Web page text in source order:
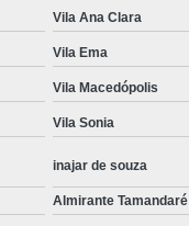
Vila Ana Clara
Vila Ema
Vila Macedópolis
Vila Sonia
inajar de souza
Almirante Tamandaré